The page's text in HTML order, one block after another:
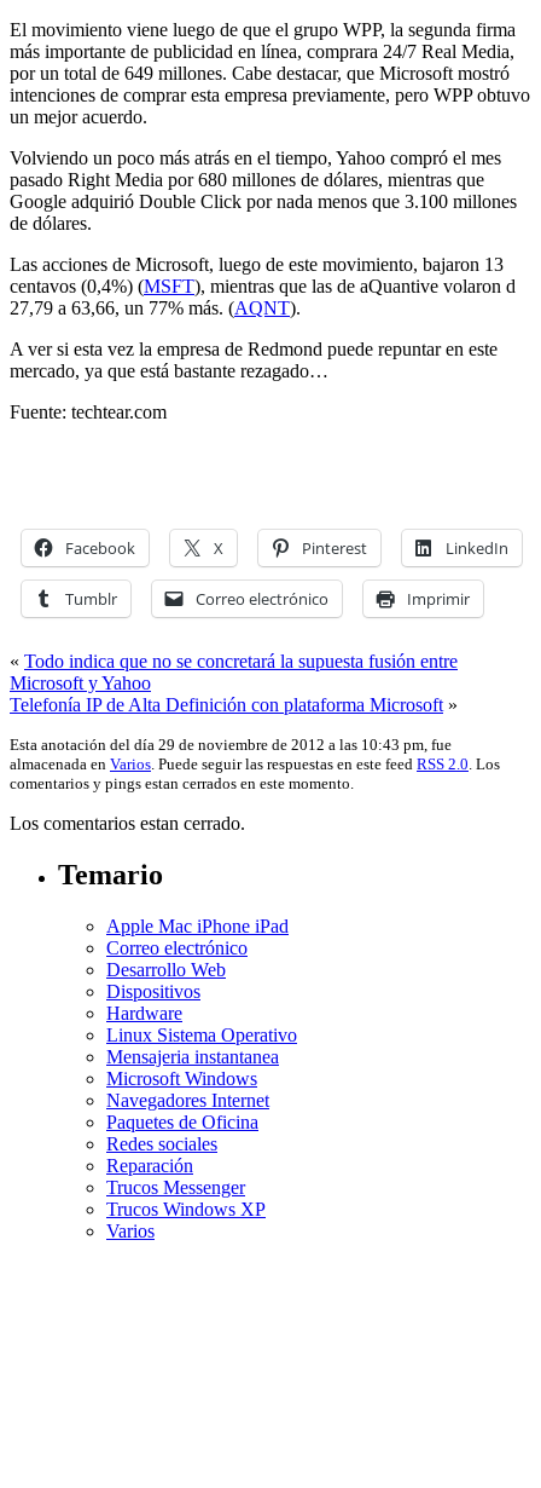
El movimiento viene luego de que el grupo WPP, la segunda firma
más importante de publicidad en línea, comprara 24/7 Real Media,
por un total de 649 millones. Cabe destacar, que Microsoft mostró
intenciones de comprar esta empresa previamente, pero WPP obtuvo
un mejor acuerdo.
Volviendo un poco más atrás en el tiempo, Yahoo compró el mes
pasado Right Media por 680 millones de dólares, mientras que
Google adquirió Double Click por nada menos que 3.100 millones
de dólares.
Las acciones de Microsoft, luego de este movimiento, bajaron 13
centavos (0,4%) (MSFT), mientras que las de aQuantive volaron d
27,79 a 63,66, un 77% más. (AQNT).
A ver si esta vez la empresa de Redmond puede repuntar en este
mercado, ya que está bastante rezagado…
Fuente: techtear.com
Facebook X Pinterest LinkedIn
Tumblr Correo electrónico Imprimir
« Todo indica que no se concretará la supuesta fusión entre
Microsoft y Yahoo
Telefonía IP de Alta Definición con plataforma Microsoft »
Esta anotación del día 29 de noviembre de 2012 a las 10:43 pm, fue
almacenada en Varios . Puede seguir las respuestas en este feed RSS 2.0 . Los
comentarios y pings estan cerrados en este momento.
Los comentarios estan cerrado.
Temario
Apple Mac iPhone iPad
Correo electrónico
Desarrollo Web
Dispositivos
Hardware
Linux Sistema Operativo
Mensajeria instantanea
Microsoft Windows
Navegadores Internet
Paquetes de Oficina
Redes sociales
Reparación
Trucos Messenger
Trucos Windows XP
Varios